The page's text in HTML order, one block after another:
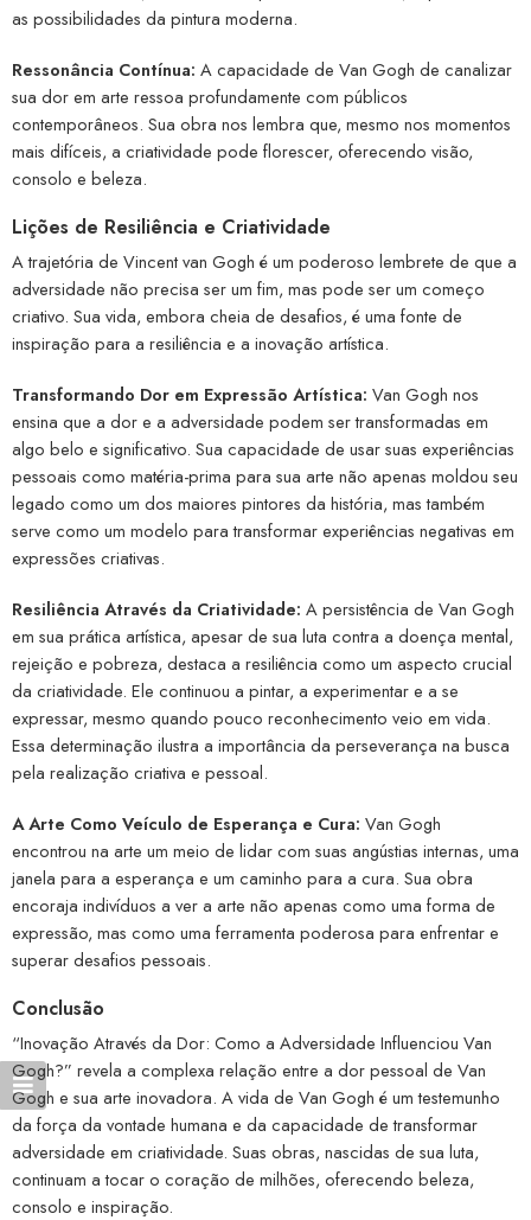
as possibilidades da pintura moderna.
Ressonância Contínua: A capacidade de Van Gogh de canalizar
sua dor em arte ressoa profundamente com públicos
contemporâneos. Sua obra nos lembra que, mesmo nos momentos
mais difíceis, a criatividade pode florescer, oferecendo visão,
consolo e beleza.
Lições de Resiliência e Criatividade
A trajetória de Vincent van Gogh é um poderoso lembrete de que a
adversidade não precisa ser um fim, mas pode ser um começo
criativo. Sua vida, embora cheia de desafios, é uma fonte de
inspiração para a resiliência e a inovação artística.
Transformando Dor em Expressão Artística: Van Gogh nos
ensina que a dor e a adversidade podem ser transformadas em
algo belo e significativo. Sua capacidade de usar suas experiências
pessoais como matéria-prima para sua arte não apenas moldou seu
legado como um dos maiores pintores da história, mas também
serve como um modelo para transformar experiências negativas em
expressões criativas.
Resiliência Através da Criatividade: A persistência de Van Gogh
em sua prática artística, apesar de sua luta contra a doença mental,
rejeição e pobreza, destaca a resiliência como um aspecto crucial
da criatividade. Ele continuou a pintar, a experimentar e a se
expressar, mesmo quando pouco reconhecimento veio em vida.
Essa determinação ilustra a importância da perseverança na busca
pela realização criativa e pessoal.
A Arte Como Veículo de Esperança e Cura: Van Gogh
encontrou na arte um meio de lidar com suas angústias internas, uma
janela para a esperança e um caminho para a cura. Sua obra
encoraja indivíduos a ver a arte não apenas como uma forma de
expressão, mas como uma ferramenta poderosa para enfrentar e
superar desafios pessoais.
Conclusão
“Inovação Através da Dor: Como a Adversidade Influenciou Van
Gogh?” revela a complexa relação entre a dor pessoal de Van
Gogh e sua arte inovadora. A vida de Van Gogh é um testemunho
da força da vontade humana e da capacidade de transformar
adversidade em criatividade. Suas obras, nascidas de sua luta,
continuam a tocar o coração de milhões, oferecendo beleza,
consolo e inspiração.